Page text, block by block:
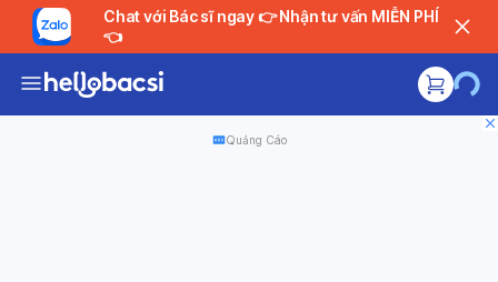
Chat với Bác sĩ ngay 👉 Nhận tư vấn MIỄN PHÍ
👈
Quảng Cáo